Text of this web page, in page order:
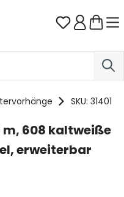
Du hast 0
SKU: 31401
m, 608 kaltweiße
erweiterbar